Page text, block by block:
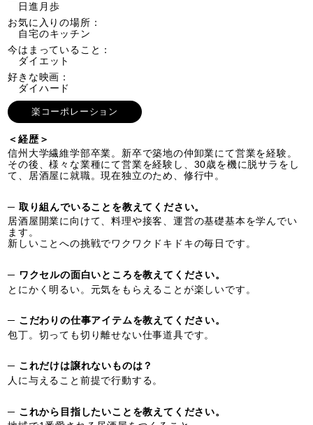
日進月歩
お気に入りの場所：
自宅のキッチン
今はまっていること：
ダイエット
好きな映画：
ダイハード
楽コーポレーション
＜経歴＞
信州大学繊維学部卒業。新卒で築地の仲卸業にて営業を経験。
その後、様々な業種にて営業を経験し、30歳を機に脱サラをし
て、居酒屋に就職。現在独立のため、修行中。
─ 取り組んでいることを教えてください。
居酒屋開業に向けて、料理や接客、運営の基礎基本を学んでい
ます。
新しいことへの挑戦でワクワクドキドキの毎日です。
─ ワクセルの面白いところを教えてください。
とにかく明るい。元気をもらえることが楽しいです。
─ こだわりの仕事アイテムを教えてください。
包丁。切っても切り離せない仕事道具です。
─ これだけは譲れないものは？
人に与えること前提で行動する。
─ これから目指したいことを教えてください。